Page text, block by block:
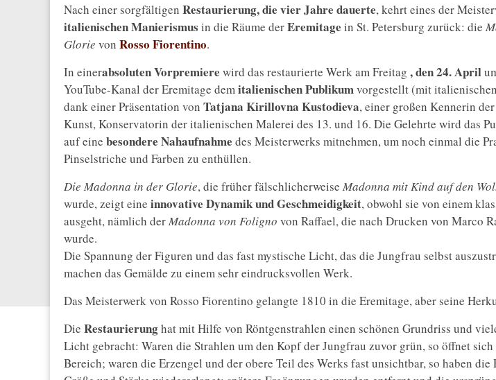
Nach einer sorgfältigen Restaurierung, die vier Jahre dauerte, kehrt eines der
italienischen Manierismus in die Räume derEremitage in St. Petersburg zurück: die
Glorie von Rosso Fiorentino.
In einerabsoluten Vorpremiere wird das restaurierte Werk am Freitag , den 24. April
YouTube-Kanal der Eremitage demitalienischen Publikumvorgestellt (mit
dank einer Präsentation von Tatjana Kirillovna Kustodieva, einer großen Kennerin
Kunst, Konservatorin der italienischen Malerei des 13. und 16. Die Gelehrte wird das
auf eine besondere Nahaufnahme des Meisterwerks mitnehmen, um noch einmal die
Pinselstriche und Farben zu enthüllen.
Die Madonna in der Glorie, die früher fälschlicherweise Madonna mit Kind auf den
wurde, zeigt eine innovative Dynamik und Geschmeidigkeit, obwohl sie von einem
ausgeht, nämlich derMadonna von Foligno von Raffael, die nach Drucken von Marco
wurde.
Die Spannung der Figuren und das fast mystische Licht, das die Jungfrau selbst
machen das Gemälde zu einem sehr eindrucksvollen Werk.
Das Meisterwerk von Rosso Fiorentino gelangte 1810 in die Eremitage, aber seine
Die Restaurierunghat mit Hilfe von Röntgenstrahlen einen schönen Grundriss und
Licht gebracht: Waren die Strahlen um den Kopf der Jungfrau zuvor grün, so öffnet
Bereich; waren die Erzengel und der obere Teil des Werks fast unsichtbar, so haben